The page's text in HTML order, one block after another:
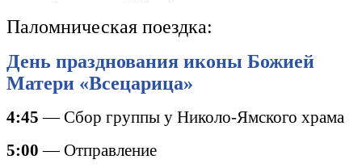
Паломническая поездка:
День празднования иконы Божией
Матери «Всецарица»
4:45 — Сбор группы у Николо-Ямского храма
5:00— Отправление